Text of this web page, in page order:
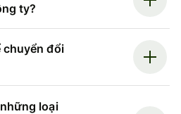
ty?
chuyển đổi
loại